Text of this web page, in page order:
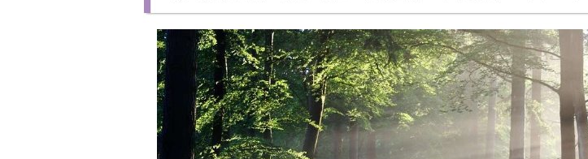
山形で人気の占い館⑧【あべちゃんちの占いセラピー】
当たる！おすすめの占い師：あべ れみ先生
口コミ
鑑定料金